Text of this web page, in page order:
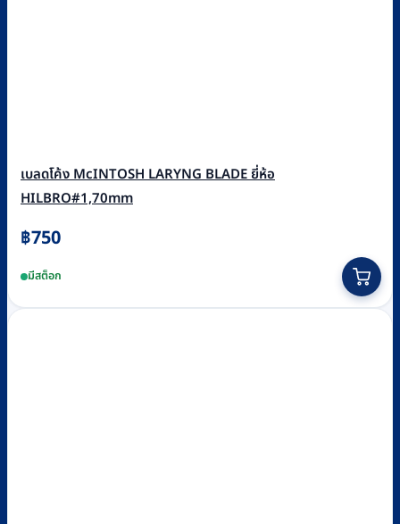
เบลดโค้ง McINTOSH LARYNG BLADE ยี่ห้อ
HILBRO#1,70mm
฿750
มีสต็อก